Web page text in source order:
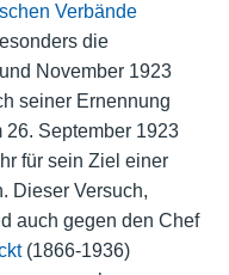
Verbände
die
November 1923
seiner Ernennung
September 1923
für sein Ziel einer
Dieser Versuch,
auch gegen den Chef
(1866-1936)